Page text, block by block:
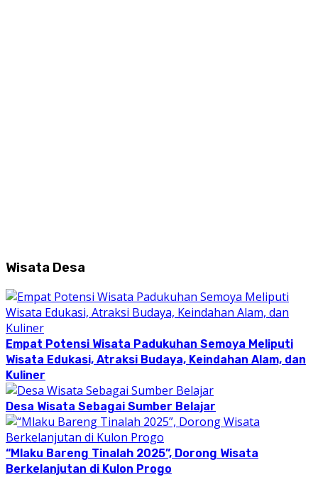
Wisata Desa
Empat Potensi Wisata Padukuhan Semoya Meliputi
Wisata Edukasi, Atraksi Budaya, Keindahan Alam, dan
Kuliner
Desa Wisata Sebagai Sumber Belajar
“Mlaku Bareng Tinalah 2025”, Dorong Wisata
Berkelanjutan di Kulon Progo